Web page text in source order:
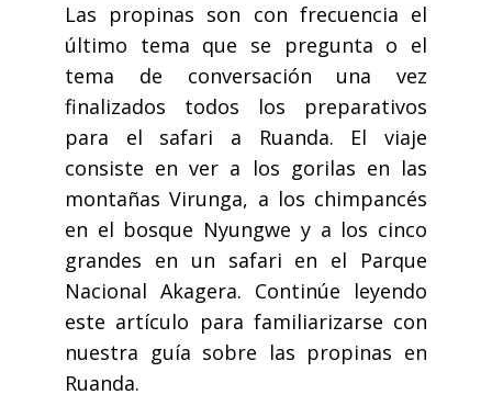
Las propinas son con frecuencia el
último tema que se pregunta o el
tema de conversación una vez
finalizados todos los preparativos
para el safari a Ruanda. El viaje
consiste en ver a los gorilas en las
montañas Virunga, a los chimpancés
en el bosque Nyungwe y a los cinco
grandes en un safari en el Parque
Nacional Akagera. Continúe leyendo
este artículo para familiarizarse con
nuestra guía sobre las propinas en
Ruanda.